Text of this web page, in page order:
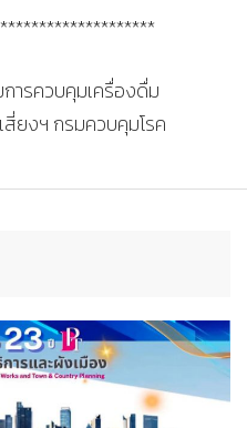
ารควบคุมเครื่องดื่ม
ยงฯ กรมควบคุมโรค